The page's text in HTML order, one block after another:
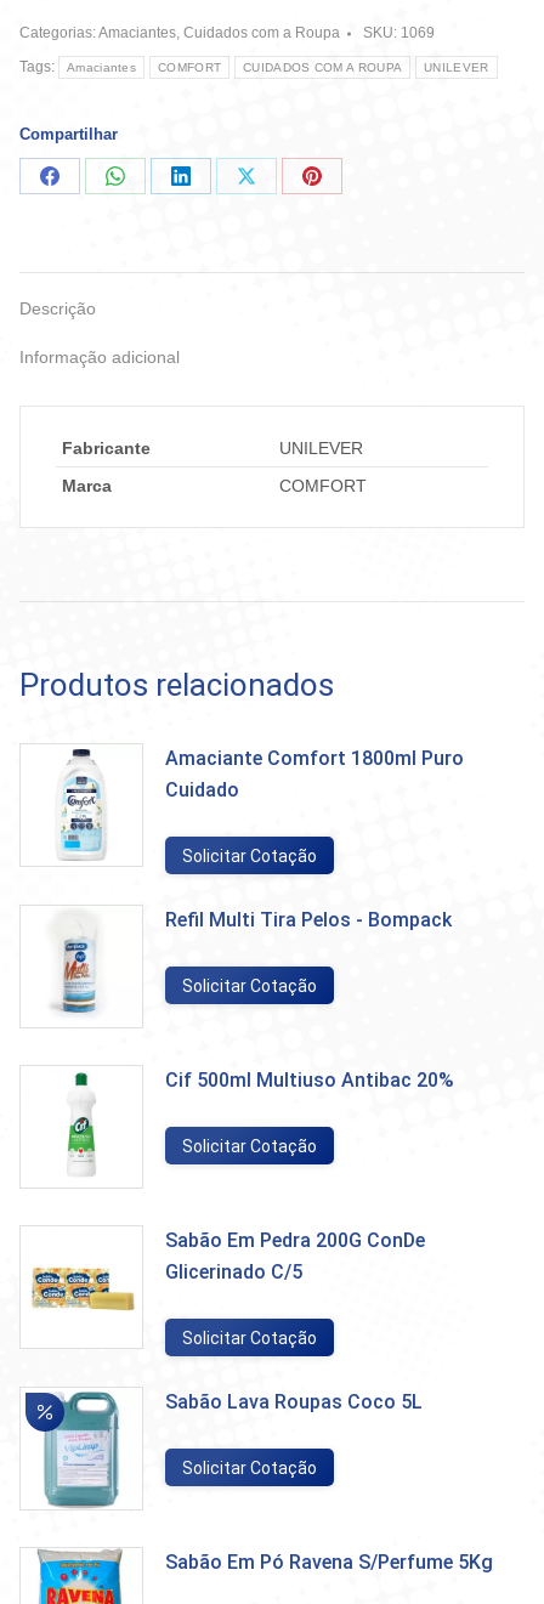
500ml.
Detox
Categorias:Amaciantes, Cuidados com a Roupa SKU: 1069
Tags:
Amaciantes COMFORT CUIDADOS COM A ROUPA UNILEVER
Compartilhar
CompartilharCompartilharCompartilharCompartilharCompartilhar
Descrição
Informação adicional
Fabricante
UNILEVER
Marca
COMFORT
Produtos relacionados
Amaciante Comfort 1800ml Puro
Cuidado
Solicitar Cotação
Refil Multi Tira Pelos - Bompack
Solicitar Cotação
Cif 500ml Multiuso Antibac 20%
Solicitar Cotação
Sabão Em Pedra 200G ConDe
Glicerinado C/5
Solicitar Cotação
Sabão Lava Roupas Coco 5L
Solicitar Cotação
Sabão Em Pó Ravena S/Perfume 5Kg